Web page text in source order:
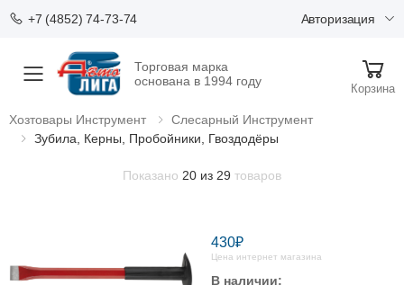
+7 (4852) 74-73-74 Авторизация
Меню
Торговая марка
основана в 1994 году
Корзина
Хозтовары Инструмент
Слесарный Инструмент
Зубила, Керны, Пробойники, Гвоздодёры
Показано 20 из 29 товаров
430₽
Цена интернет магазина
В наличии: